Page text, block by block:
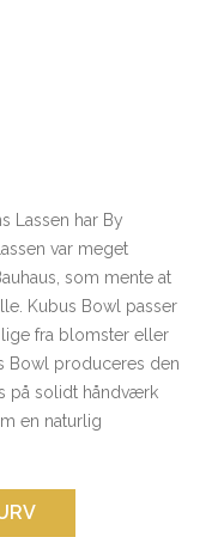
Lassen har By
var meget
som mente at
Kubus Bowl passer
fra blomster eller
Bowl produceres den
på solidt håndværk
en naturlig